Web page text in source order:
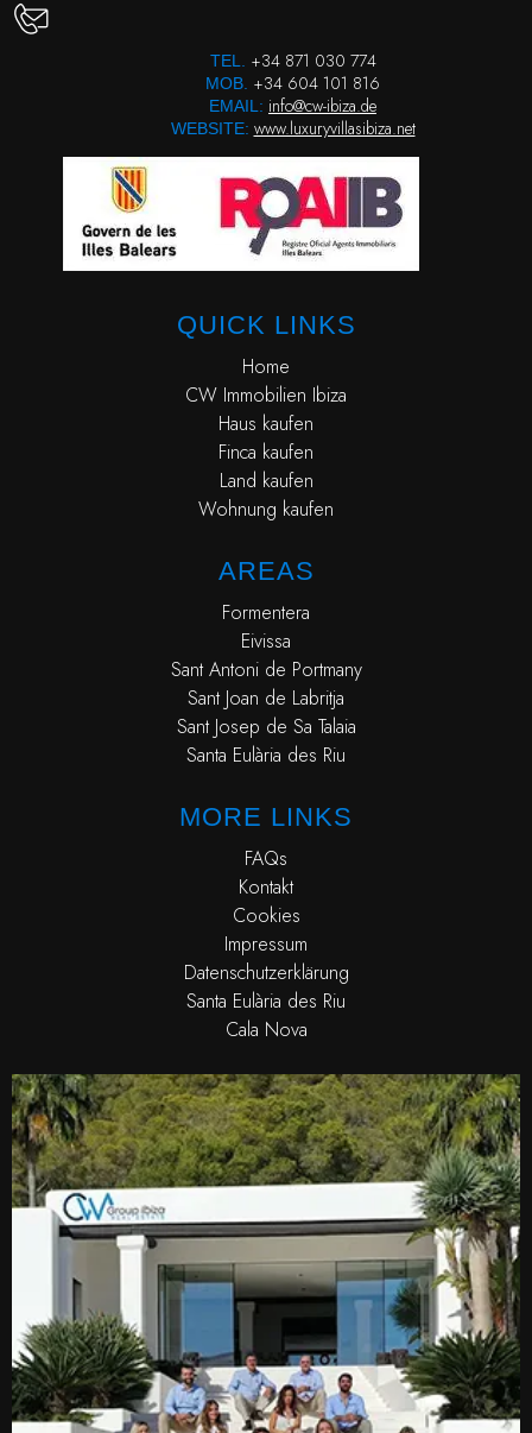
TEL. +34 871 030 774
MOB. +34 604 101 816
EMAIL: info@cw-ibiza.de
WEBSITE: www.luxuryvillasibiza.net
QUICK LINKS
Home
CW Immobilien Ibiza
Haus kaufen
Finca kaufen
Land kaufen
Wohnung kaufen
AREAS
Formentera
Eivissa
Sant Antoni de Portmany
Sant Joan de Labritja
Sant Josep de Sa Talaia
Santa Eulària des Riu
MORE LINKS
FAQs
Kontakt
Cookies
Impressum
Datenschutzerklärung
Santa Eulària des Riu
Cala Nova